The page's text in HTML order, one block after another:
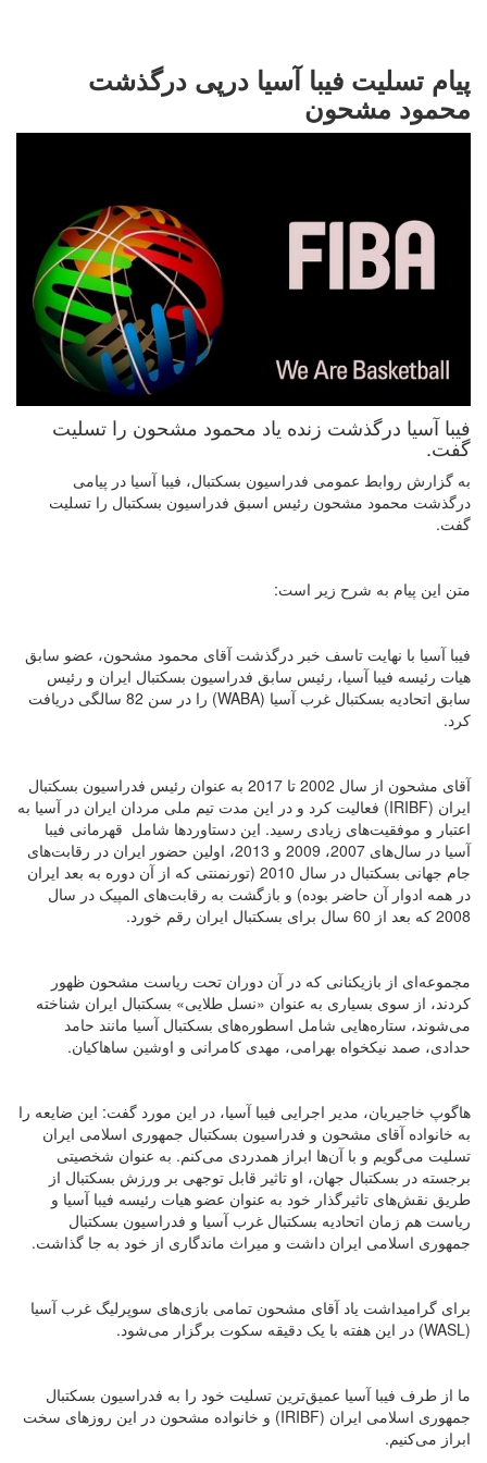
پیام تسلیت فیبا آسیا درپی درگذشت
محمود مشحون
فیبا آسیا درگذشت زنده یاد محمود مشحون را تسلیت
گفت.
به گزارش روابط عمومی فدراسیون بسکتبال، فیبا آسیا در پیامی
درگذشت محمود مشحون رئیس اسبق فدراسیون بسکتبال را تسلیت
گفت.
متن این پیام به شرح زیر است:
فیبا آسیا با نهایت تاسف خبر درگذشت آقای محمود مشحون، عضو سابق
هیات رئیسه فیبا آسیا، رئیس سابق فدراسیون بسکتبال ایران و رئیس
سابق اتحادیه بسکتبال غرب آسیا (WABA) را در سن 82 سالگی دریافت
کرد.
آقای مشحون از سال 2002 تا 2017 به عنوان رئیس فدراسیون بسکتبال
ایران (IRIBF) فعالیت کرد و در این مدت تیم ملی مردان ایران در آسیا به
اعتبار و موفقیت‌های زیادی رسید. این دستاوردها شامل قهرمانی فیبا
آسیا در سال‌های 2007، 2009 و 2013، اولین حضور ایران در رقابت‌های
جام جهانی بسکتبال در سال 2010 (تورنمنتی که از آن دوره به بعد ایران
در همه ادوار آن حاضر بوده) و بازگشت به رقابت‌های المپیک در سال
2008 که بعد از 60 سال برای بسکتبال ایران رقم خورد.
مجموعه‌ای از بازیکنانی که در آن دوران تحت ریاست مشحون ظهور
کردند، از سوی بسیاری به عنوان «نسل طلایی» بسکتبال ایران شناخته
می‌شوند، ستاره‌هایی شامل اسطوره‌های بسکتبال آسیا مانند حامد
حدادی، صمد نیکخواه بهرامی، مهدی کامرانی و اوشین ساهاکیان.
هاگوپ خاجیریان، مدیر اجرایی فیبا آسیا، در این مورد گفت: این ضایعه را
به خانواده آقای مشحون و فدراسیون بسکتبال جمهوری اسلامی ایران
تسلیت می‌گویم و با آن‌ها ابراز همدردی می‌کنم. به عنوان شخصیتی
برجسته در بسکتبال جهان، او تاثیر قابل توجهی بر ورزش بسکتبال از
طریق نقش‌های تاثیرگذار خود به عنوان عضو هیات رئیسه فیبا آسیا و
ریاست هم زمان اتحادیه بسکتبال غرب آسیا و فدراسیون بسکتبال
جمهوری اسلامی ایران داشت و میراث ماندگاری از خود به جا گذاشت.
برای گرامیداشت یاد آقای مشحون تمامی بازی‌های سوپرلیگ غرب آسیا
(WASL) در این هفته با یک دقیقه سکوت برگزار می‌شود.
ما از طرف فیبا آسیا عمیق‌ترین تسلیت خود را به فدراسیون بسکتبال
جمهوری اسلامی ایران (IRIBF) و خانواده مشحون در این روزهای سخت
ابراز می‌کنیم.